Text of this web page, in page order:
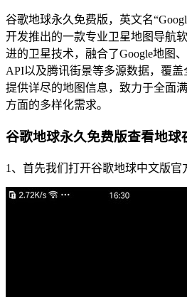
谷歌地球永久免费版，英文名
开发推出的一款专业卫星地图导航
进的卫星技术，融合了Google地图
API以及腾讯街景等多源数据，覆盖
提供详尽的地图信息，致力于全面
方面的多样化需求。
谷歌地球永久免费版查看地球
1、首先我们打开谷歌地球中文版官